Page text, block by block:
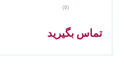
(0)
تماس بگیرید